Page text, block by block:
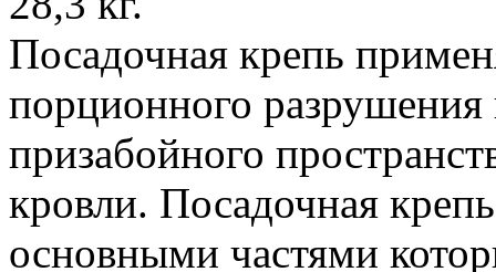
Посадочная крепь
порционного разрушения
призабойного
кровли. Посадочная
основными частями